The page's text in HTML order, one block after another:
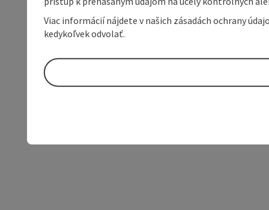
Viac informácií nájdete v našich zásadách ochrany
kedykoľvek odvolať.